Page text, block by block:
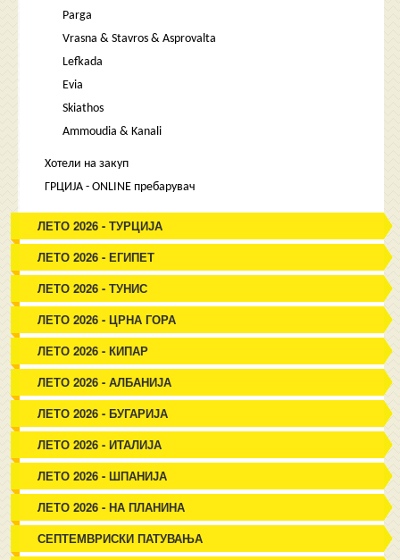
Parga
Vrasna & Stavros & Asprovalta
Lefkada
Evia
Skiathos
Ammoudia & Kanali
Хотели на закуп
ГРЦИЈА - ONLINE пребарувач
ЛЕТО 2026 - ТУРЦИЈА
ЛЕТО 2026 - ЕГИПЕТ
ЛЕТО 2026 - ТУНИС
ЛЕТО 2026 - ЦРНА ГОРА
ЛЕТО 2026 - КИПАР
ЛЕТО 2026 - АЛБАНИЈА
ЛЕТО 2026 - БУГАРИЈА
ЛЕТО 2026 - ИТАЛИЈА
ЛЕТО 2026 - ШПАНИЈА
ЛЕТО 2026 - НА ПЛАНИНА
СЕПТЕМВРИСКИ ПАТУВАЊА